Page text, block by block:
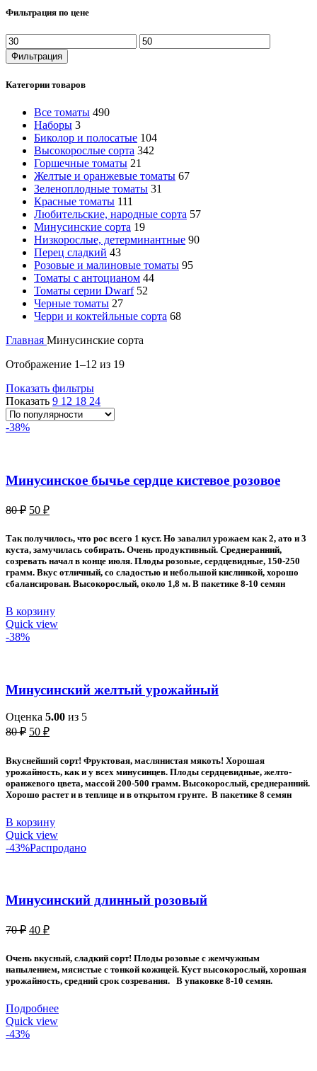
Фильтрация по цене
Минимальная
цена
Максимальная
цена
Фильтрация
Категории товаров
Все томаты 490
Наборы 3
Биколор и полосатые 104
Высокорослые сорта 342
Горшечные томаты 21
Желтые и оранжевые томаты 67
Зеленоплодные томаты 31
Красные томаты 111
Любительские, народные сорта 57
Минусинские сорта 19
Низкорослые, детерминантные 90
Перец сладкий 43
Розовые и малиновые томаты 95
Томаты с антоцианом 44
Томаты серии Dwarf 52
Черные томаты 27
Черри и коктейльные сорта 68
Главная Минусинские сорта
Отображение 1–12 из 19
Показать фильтры
Показать 9 12 18 24
-38%
Минусинское бычье сердце кистевое розовое
80₽ Первоначальная
80 ₽.
50 ₽Текущая
50 ₽.
Так получилось, что рос всего 1 куст. Но завалил урожаем как 2, ато и 3
куста, замучилась собирать. Очень продуктивный. Среднеранний,
созревать начал в конце июля. Плоды розовые, сердцевидные, 150-250
грамм. Вкус отличный, со сладостью и небольшой кислинкой, хорошо
сбалансирован. Высокорослый, около 1,8 м. В пакетике 8-10 семян
В корзину
Quick view
-38%
Минусинский желтый урожайный
Оценка 5.00 из 5
80₽ Первоначальная
80 ₽.
50 ₽Текущая
50 ₽.
Вкуснейший сорт! Фруктовая, маслянистая мякоть! Хорошая
урожайность, как и у всех минусинцев. Плоды сердцевидные, желто-
оранжевого цвета, массой 200-500 грамм. Высокорослый, среднеранний.
Хорошо растет и в теплице и в открытом грунте. В пакетике 8 семян
В корзину
Quick view
-43%Распродано
Минусинский длинный розовый
70₽ Первоначальная
составляла
70 ₽.
40 ₽Текущая
40 ₽.
Очень вкусный, сладкий сорт! Плоды розовые с жемчужным
напылением, мясистые с тонкой кожицей. Куст высокорослый, хорошая
урожайность, средний срок созревания. В упаковке 8-10 семян.
Подробнее
Quick view
-43%